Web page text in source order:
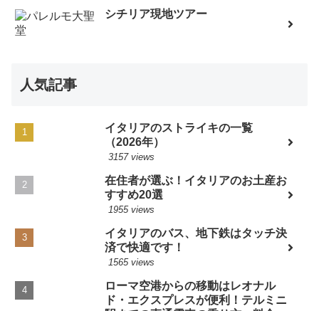
シチリア現地ツアー
人気記事
イタリアのストライキの一覧
（2026年）
3157 views
在住者が選ぶ！イタリアのお土産お
すすめ20選
1955 views
イタリアのバス、地下鉄はタッチ決
済で快適です！
1565 views
ローマ空港からの移動はレオナル
ド・エクスプレスが便利！テルミニ